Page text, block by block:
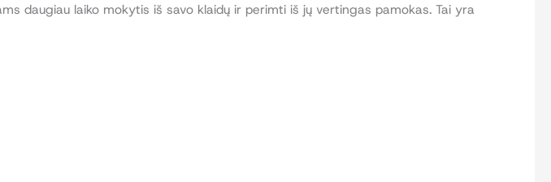
daugiau laiko mokytis iš savo klaidų ir perimti iš jų vertingas pamokas. Tai yra